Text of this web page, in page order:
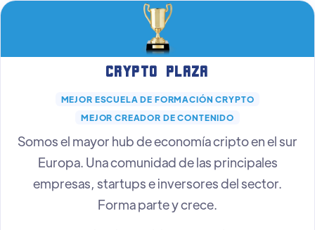
Crypto Plaza
MEJOR ESCUELA DE FORMACIÓN CRYPTO
MEJOR CREADOR DE CONTENIDO
Somos el mayor hub de economía cripto en el sur
Europa. Una comunidad de las principales
empresas, startups e inversores del sector.
Forma parte y crece.